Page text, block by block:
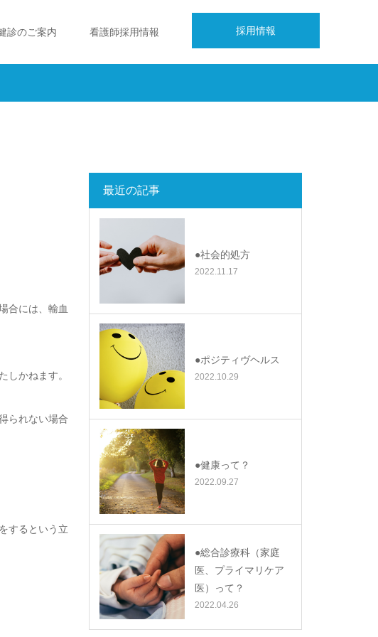
採用情報
診のご案内 看護師採用情報
合には、輸血
しかねます。
られない場合
するという立
最近の記事
●社会的処方
2022.11.17
●ポジティヴヘルス
2022.10.29
●健康って？
2022.09.27
●総合診療科（家庭
医、プライマリケア
医）って？
2022.04.26